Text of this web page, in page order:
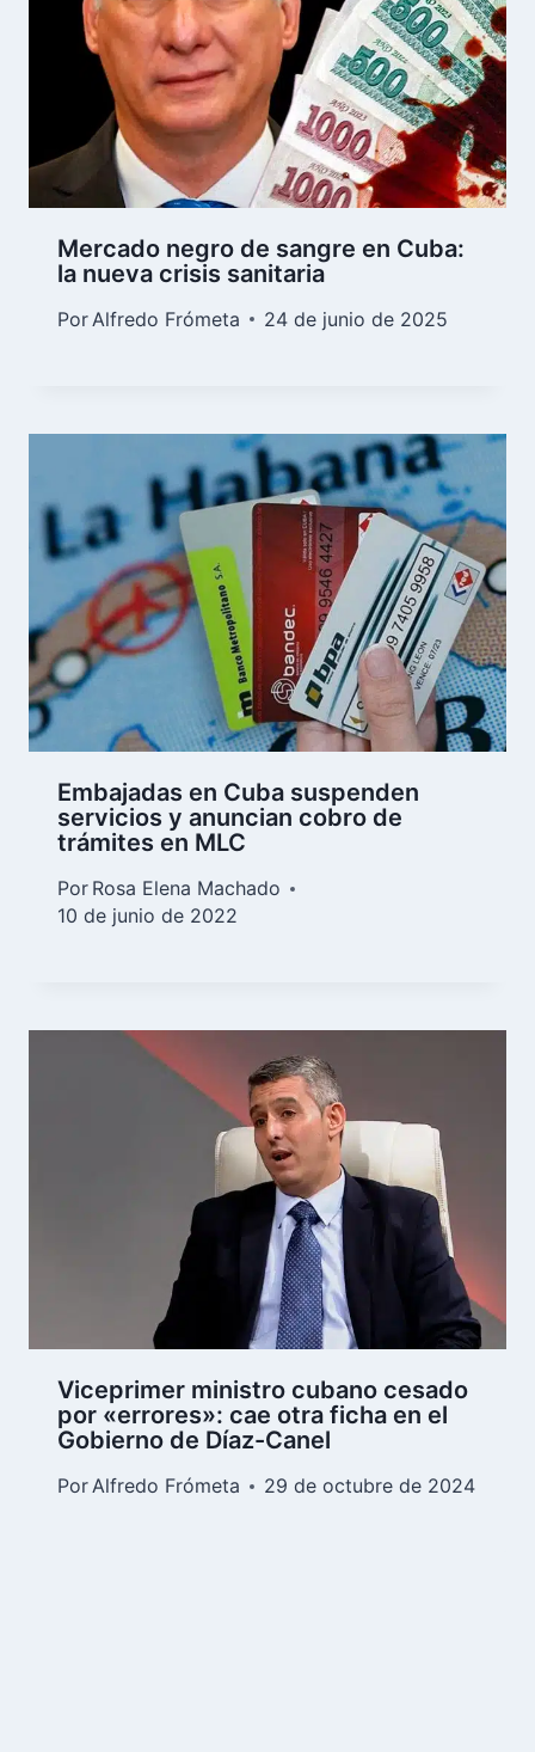
Mercado negro de sangre en Cuba:
la nueva crisis sanitaria
Por Alfredo Frómeta 24 de junio de 2025
Embajadas en Cuba suspenden
servicios y anuncian cobro de
trámites en MLC
Por Rosa Elena Machado
10 de junio de 2022
Viceprimer ministro cubano cesado
por «errores»: cae otra ficha en el
Gobierno de Díaz-Canel
PorAlfredo Frómeta 29 de octubre de 2024